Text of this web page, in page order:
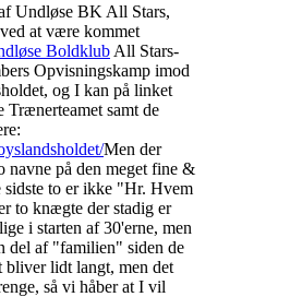
Undløse BK All Stars,
at være kommet
Boldklub All Stars-
Opvisningskamp imod
og I kan på linket
Trænerteamet samt de
Men der
navne på den meget fine &
sidste to er ikke "Hr. Hvem
to knægte der stadig er
i starten af 30'erne, men
del af "familien" siden de
bliver lidt langt, men det
så vi håber at I vil